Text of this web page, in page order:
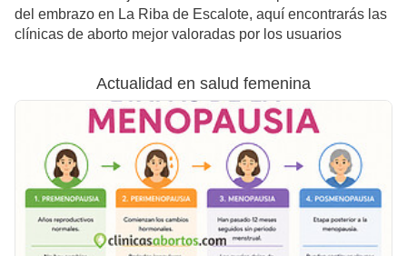
del embrazo en La Riba de Escalote, aquí encontrarás las
clínicas de aborto mejor valoradas por los usuarios
Actualidad en salud femenina